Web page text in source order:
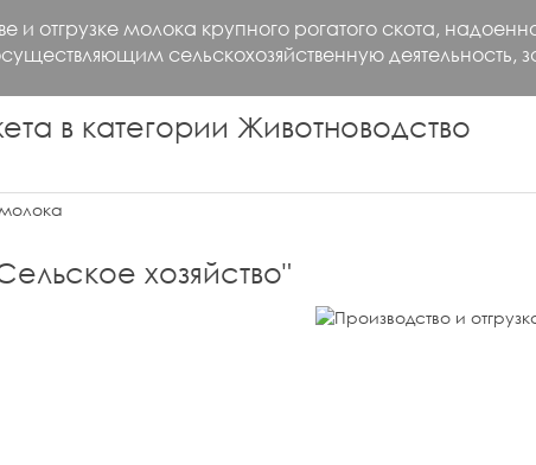
и отгрузке молока крупного рогатого скота,
сельскохозяйственную
в категории Животноводство
хозяйство"